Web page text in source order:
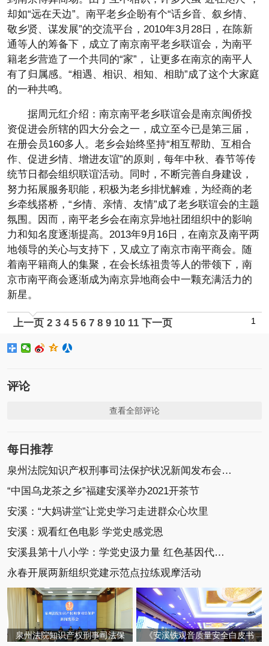
却如“远在天边”。南平老乡企盼有个“话乡音、叙乡情、
敬乡贤、谋发展”的交流平台，2010年3月28日，在陈新
通等人的筹备下，成立了南京南平老乡联谊会，为南平
籍老乡营造了一个共同的“家”， 让更多在南京的南平人
有了归属感。“相遇、相识、相知、相助”成了这个大家庭
的一种共鸣。
据周元红介绍：南京南平老乡联谊会是南京闽侨投
资促进会所辖的四大分会之一，成立至今已是第三届，
在册会员160多人。老乡会始终坚持“相互帮助、互相合
作、促进乡情、增进友谊”的原则，每年中秋、春节等传
统节日都会组织联谊活动。同时，不断完善自身建设，
努力拓展服务职能，积极为老乡排忧解难，为经商的老
乡牵线搭桥，“乡情、亲情、友情”成了老乡联谊会的主题
氛围。因而，南平老乡会在南京异地社团组织中的影响
力和知名度逐渐提高。2013年9月16日，在南京及南平两
地领导的关心与支持下，又成立了南京市南平商会。随
着南平籍商人的集聚，在会长练祖贵等人的带领下，南
京市南平商会逐渐成为南京异地商会中一颗充满活力的
新星。
上一页 1
2 3 4 5 6 7 8 9 10 11 下一页
评论
查看全部评论
每日推荐
泉州法院知识产权刑事司法保护状况新闻发布会召开
“中国乌龙茶之乡”福建安溪举办2021开茶节
安溪：“大妈讲堂”让党史学习走进群众心坎里
安溪：观看红色电影 学党史感党恩
安溪县第十八小学：学党史汲力量 红色基因代代传
永春开展两新组织党建示范点拉练观摩活动
泉州法院知识产权刑事司法保 《安溪铁观音质量安全白皮书